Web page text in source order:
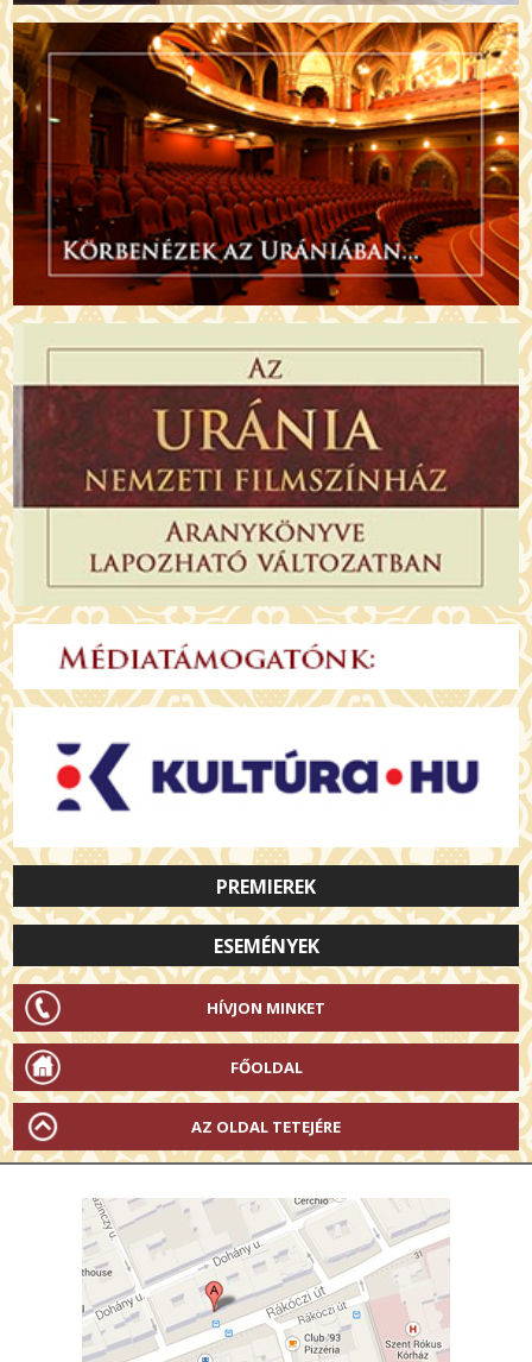
PREMIEREK
ESEMÉNYEK
HÍVJON MINKET
FŐOLDAL
AZ OLDAL TETEJÉRE